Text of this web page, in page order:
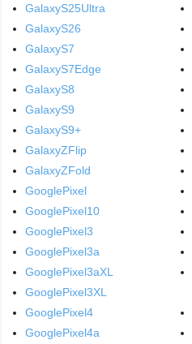
GalaxyS25Ultra
GalaxyS26
GalaxyS7
GalaxyS7Edge
GalaxyS8
GalaxyS9
GalaxyS9+
GalaxyZFlip
GalaxyZFold
GooglePixel
GooglePixel10
GooglePixel3
GooglePixel3a
GooglePixel3aXL
GooglePixel3XL
GooglePixel4
GooglePixel4a